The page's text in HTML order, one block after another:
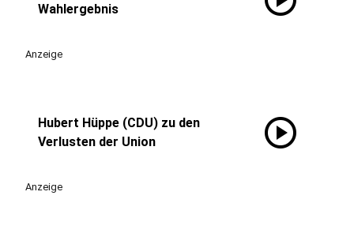
Wahlergebnis
Anzeige
Hubert Hüppe (CDU) zu den
Verlusten der Union
play_circle
Anzeige